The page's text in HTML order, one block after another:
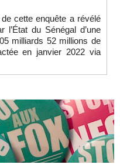
cette enquête a révélé
l’État du Sénégal d’une
milliards 52 millions de
en janvier 2022 via